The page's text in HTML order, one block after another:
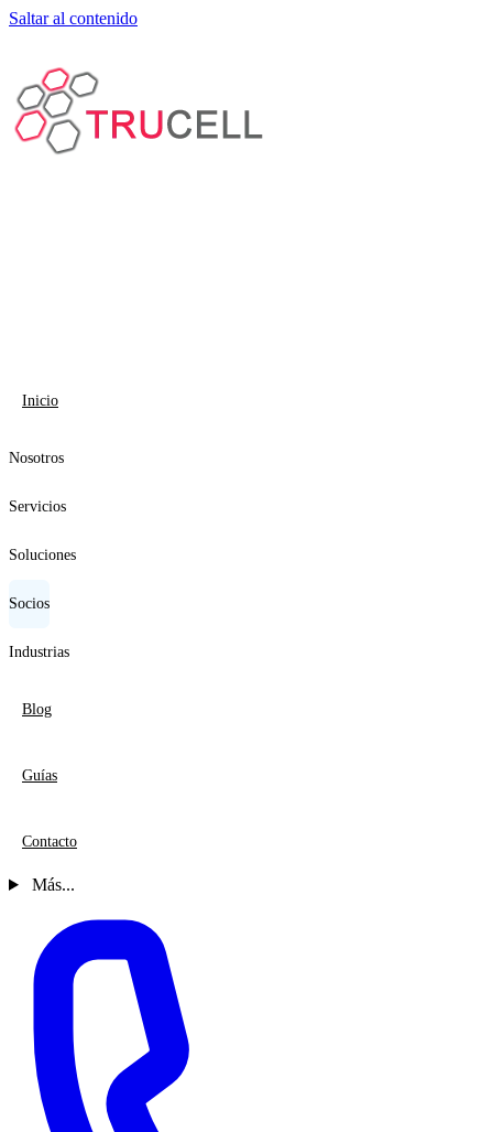
Saltar al contenido
Inicio
Nosotros
Servicios
Soluciones
Socios
Industrias
Blog
Guías
Contacto
Más...